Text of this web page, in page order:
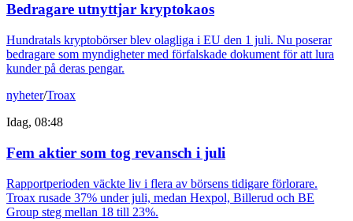
Bedragare utnyttjar kryptokaos
Hundratals kryptobörser blev olagliga i EU den 1 juli. Nu poserar
bedragare som myndigheter med förfalskade dokument för att lura
kunder på deras pengar.
nyheter/Troax
Idag, 08:48
Fem aktier som tog revansch i juli
Rapportperioden väckte liv i flera av börsens tidigare förlorare.
Troax rusade 37% under juli, medan Hexpol, Billerud och BE
Group steg mellan 18 till 23%.